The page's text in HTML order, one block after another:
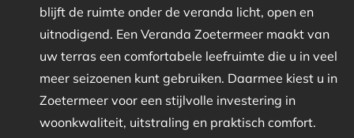
blijft de ruimte onder de veranda licht, open en
uitnodigend. Een Veranda Zoetermeer maakt van
uw terras een comfortabele leefruimte die u in veel
meer seizoenen kunt gebruiken. Daarmee kiest u in
Zoetermeer voor een stijlvolle investering in
woonkwaliteit, uitstraling en praktisch comfort.